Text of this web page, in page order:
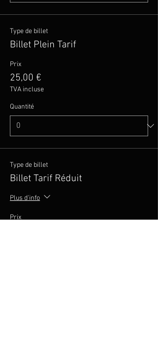
Type de billet
Billet Plein Tarif
Prix
25,00 €
TVA incluse
Quantité
Type de billet
Billet Tarif Réduit
Plus d'info
Prix